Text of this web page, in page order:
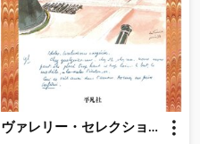
ヴァレリー・セレクション: 上